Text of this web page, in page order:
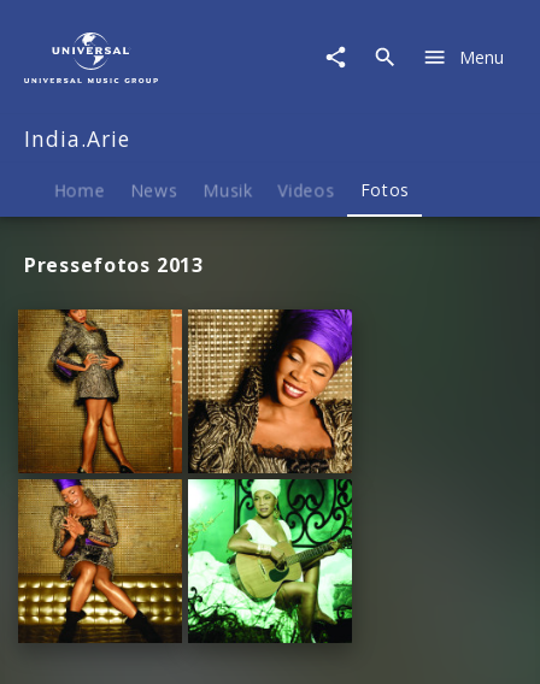
Menu
India.Arie
Home News Musik Videos Fotos
Pressefotos 2013